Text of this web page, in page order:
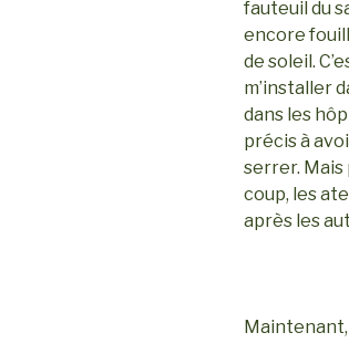
fauteuil du
encore
de soleil.
m’installer
dans les
précis à
serrer. Mais
coup, les
après les
Maintenant,